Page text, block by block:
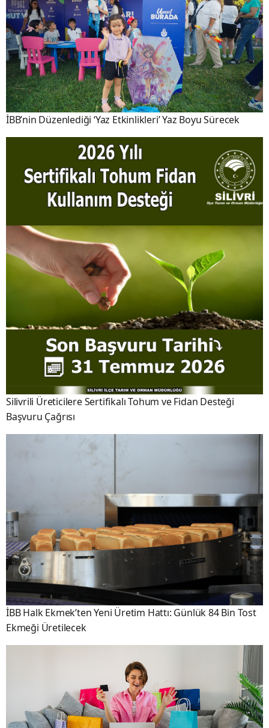
İBB’nin Düzenlediği ‘Yaz Etkinlikleri’ Yaz Boyu Sürecek
Silivrili Üreticilere Sertifikalı Tohum ve Fidan Desteği
Başvuru Çağrısı
İBB Halk Ekmek’ten Yeni Üretim Hattı: Günlük 84 Bin Tost
Ekmeği Üretilecek